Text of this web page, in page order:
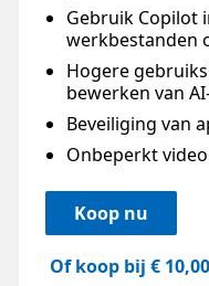
Gebruik Copilot
werkbestanden
Hogere
bewerken van
Beveiliging van
Onbeperkt
Koop nu
Of koop bij €